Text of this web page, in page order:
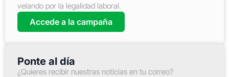
velando por la legalidad laboral.
Accede a la campaña
Ponte al día
¿Quieres recibir nuestras noticias en tu correo?